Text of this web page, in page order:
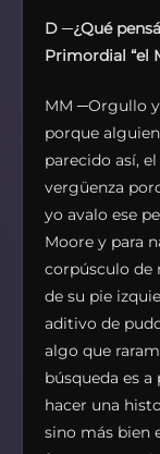
D ─¿Qué
Primordial “el
MM ─Orgullo
porque
parecido así,
vergüenza
yo avalo ese
Moore y para
corpúsculo de
de su pie
aditivo de
algo que
búsqueda es
hacer una
sino más bien